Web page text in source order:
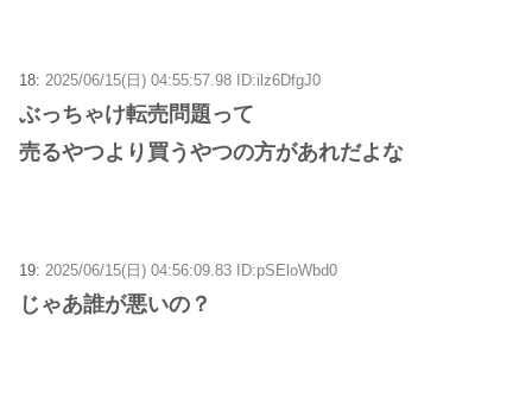
18: 2025/06/15(日) 04:55:57.98 ID:ilz6DfgJ0
ぶっちゃけ転売問題って
売るやつより買うやつの方があれだよな
19: 2025/06/15(日) 04:56:09.83 ID:pSEloWbd0
じゃあ誰が悪いの？